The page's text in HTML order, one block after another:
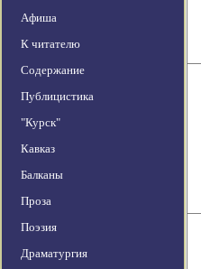
Афиша
К читателю
Содержание
Публицистика
"Курск"
Кавказ
Балканы
Проза
Поэзия
Драматургия